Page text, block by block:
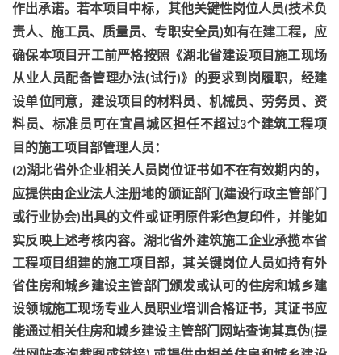
作出承诺。若本项目中标，其他关键性岗位人员(技术负
责人、施工员、质量员、专职安全员)如有在建工程，应
确保本项目开工前严格按照《湖北省建设项目施工现场
从业人员配备管理办法(试行)》的要求到岗履职，经建
设单位同意，建设项目的材料员、机械员、劳务员、资
料员、标准员可在宜昌城区担任不超过3个建筑工程项
目的施工项目部管理人员：
(2)湖北省外企业相关人员岗位证书如不在有效期内的，
应提供由企业法人注册地的颁证部门
(建设行政主管部门
或行业协会)出具的文件或证明原件彩色复印件，并能如
实反映上述考核内容。湖北省外建筑施工企业承揽本省
工程项目组建的施工项目部，其关键岗位人员如持有外
省住房和城乡建设主管部门颁发或认可的住房和城乡建
设领城施工现场专业人员职业培训合格证书，其证书应
能通过相关住房和城乡建设主管部门网站查询其真伪(提